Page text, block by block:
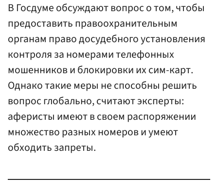
В Госдуме обсуждают вопрос о том, чтобы
предоставить правоохранительным
органам право досудебного установления
контроля за номерами телефонных
мошенников и блокировки их сим-карт.
Однако такие меры не способны решить
вопрос глобально, считают эксперты:
аферисты имеют в своем распоряжении
множество разных номеров и умеют
обходить запреты.